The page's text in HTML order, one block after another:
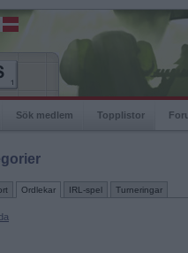
Sök medlem Topplistor
Ordlekar IRL-spel Turneringar